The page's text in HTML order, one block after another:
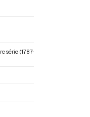
série (1787-